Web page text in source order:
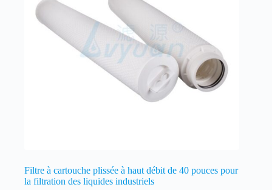
Filtre à cartouche plissée à haut débit de 40 pouces pour
la filtration des liquides industriels